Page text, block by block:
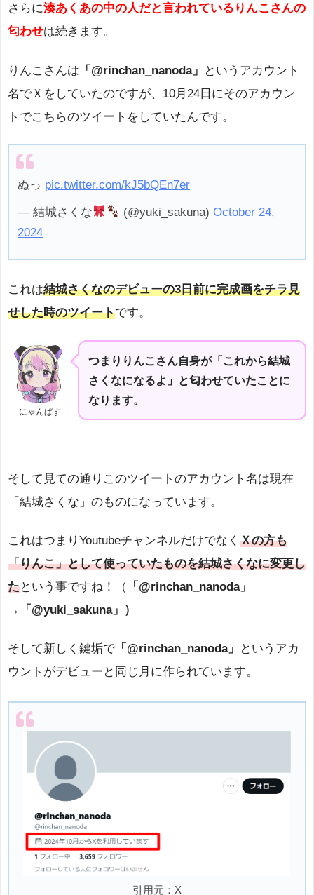
さらに湊あくあの中の人だと言われているりんこさんの
匂わせは続きます。
りんこさんは 「@rinchan_nanoda」
というアカウント
名でＸをしていたのですが、10月24日にそのアカウン
トでこちらのツイートをしていたんです。
ぬっ pic.twitter.com/kJ5bQEn7er
— 結城さくな (@yuki_sakuna) October 24,
2024
これは結城さくなのデビューの3日前に完成画をチラ見
せした時のツイートです。
にゃんぱす
つまりりんこさん自身が「これから結城
さくなになるよ」と匂わせていたことに
なります。
そして見ての通りこのツイートのアカウント名は現在
「結城さくな」のものになっています。
これはつまりYoutubeチャンネルだけでなく Ｘの方も
「りんこ」として使っていたものを結城さくなに変更し
たという事ですね！（
「@rinchan_nanoda」
→「@yuki_sakuna」）
そして新しく鍵垢で 「@rinchan_nanoda」
というアカ
ウントがデビューと同じ月に作られています。
引用元：X